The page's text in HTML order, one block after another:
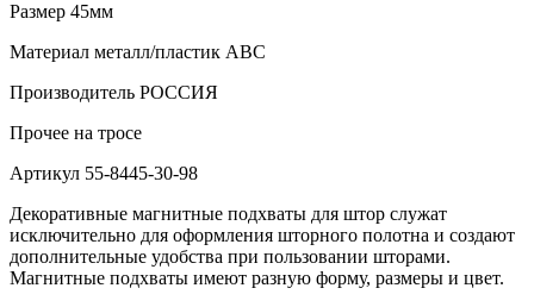
Размер 45мм
Материал металл/пластик АВС
Производитель РОССИЯ
Прочее на тросе
Артикул 55-8445-30-98
Декоративные магнитные подхваты для штор служат
исключительно для оформления шторного полотна и создают
дополнительные удобства при пользовании шторами.
Магнитные подхваты имеют разную форму, размеры и цвет.